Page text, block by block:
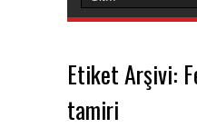
Etiket Arşivi:
tamiri